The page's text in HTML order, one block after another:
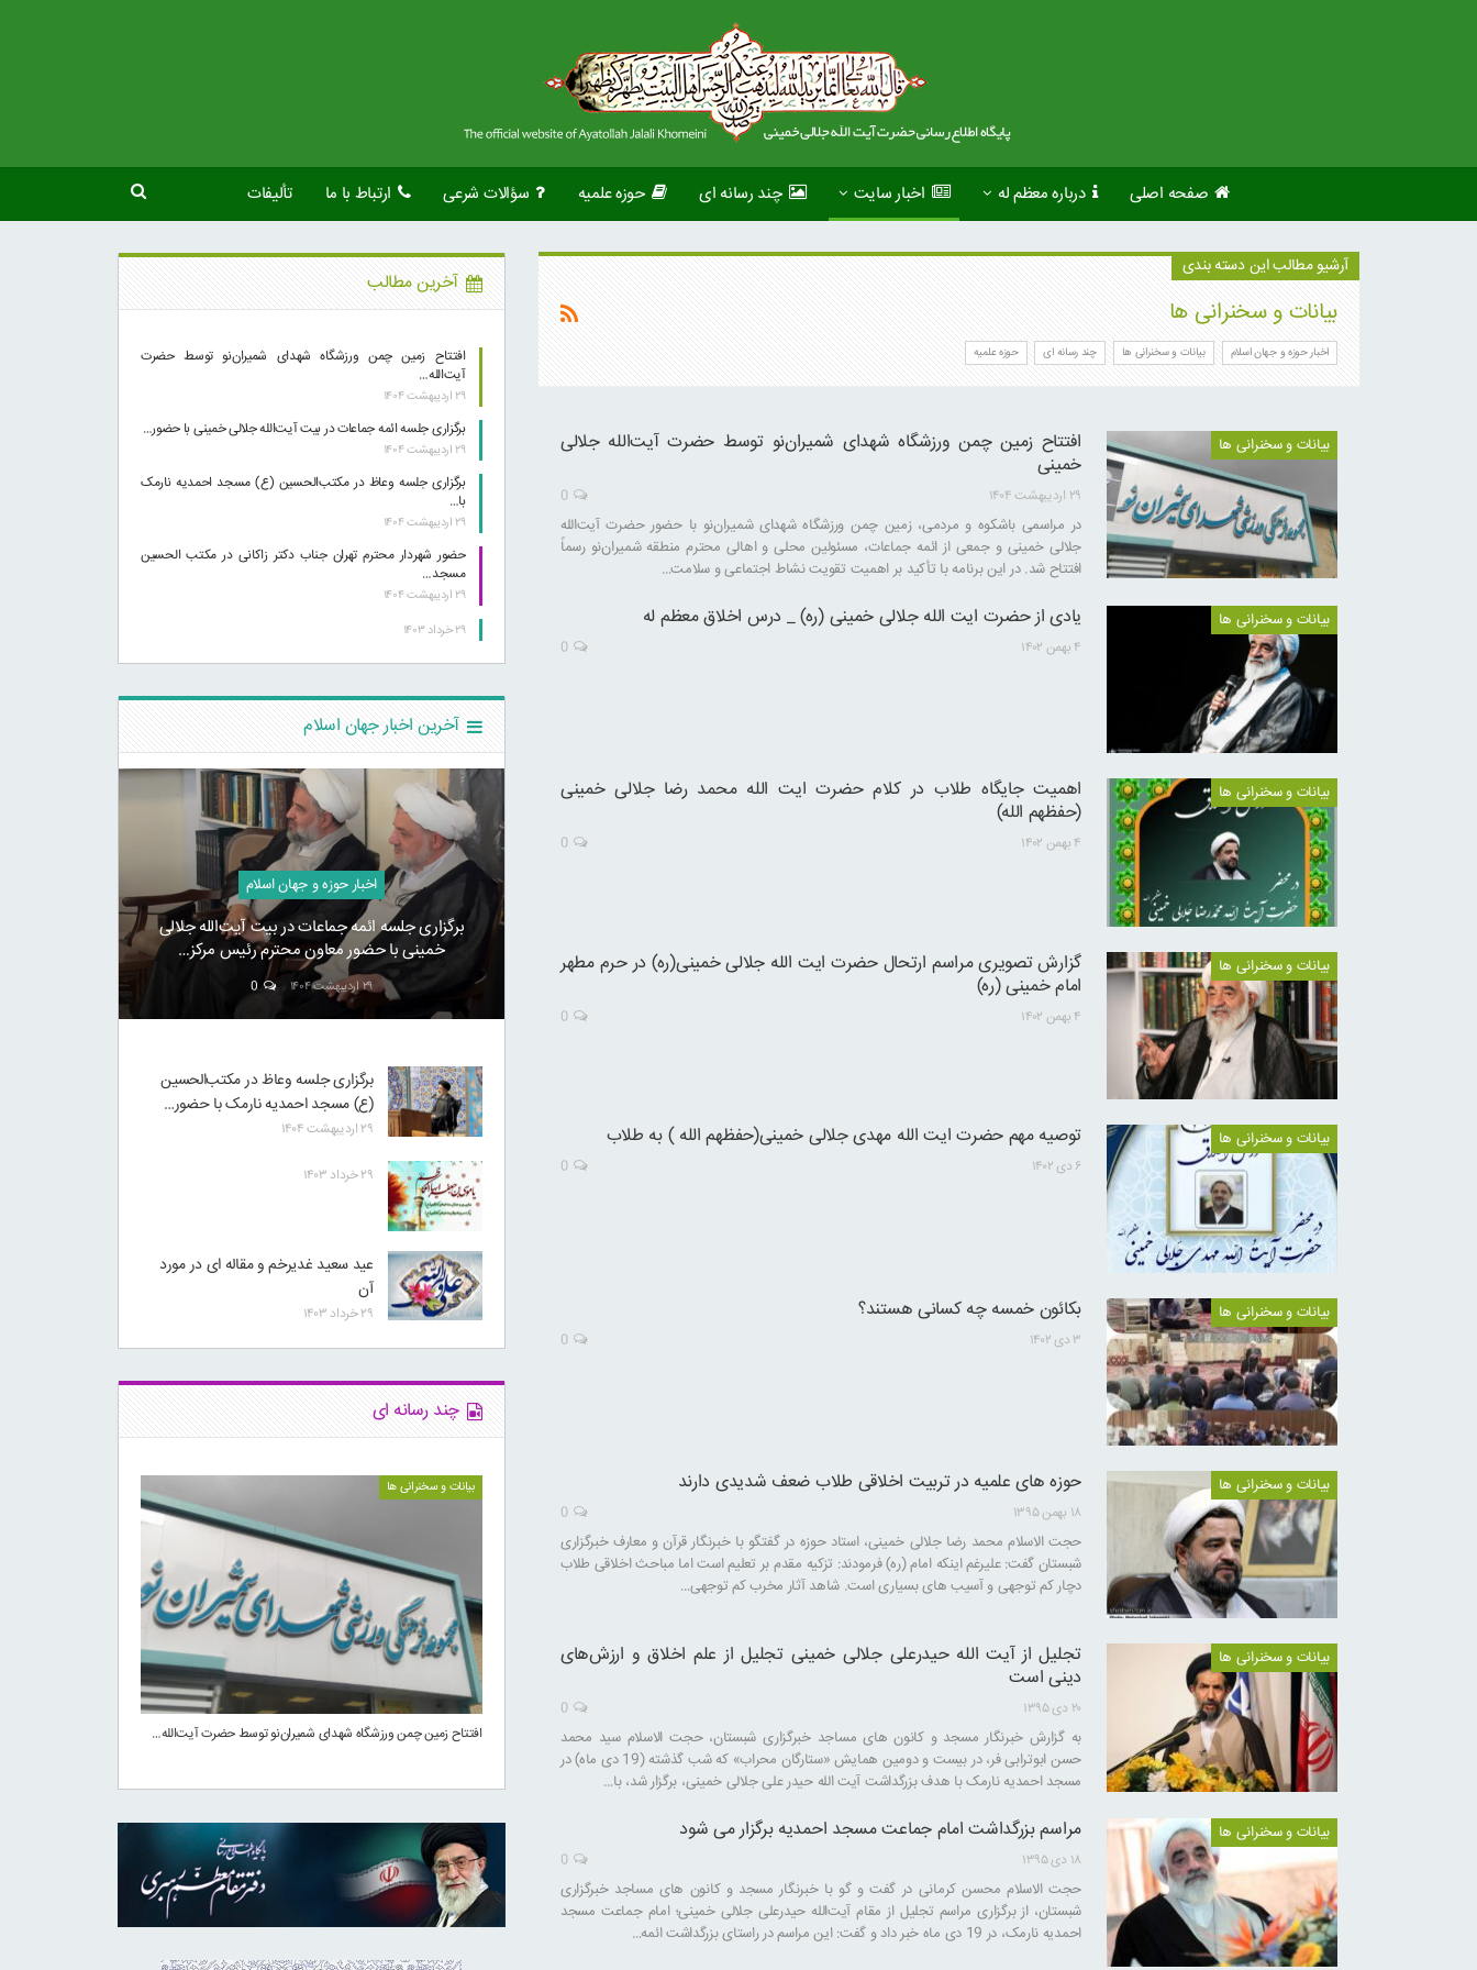
صفحه اصلی درباره معظم له اخبار سایت چند رسانه ای حوزه علمیه سؤالات شرعی ارتباط با ما تألیفات
آرشیو مطالب این دسته بندی
بیانات و سخنرانی ها
اخبار حوزه و جهان اسلام بیانات و سخنرانی ها چند رسانه ای حوزه علمیه
بیانات و سخنرانی ها
افتتاح زمین چمن ورزشگاه شهدای شمیران‌نو توسط حضرت آیت‌الله جلالی
خمینی
۲۹ اردیبهشت ۱۴۰۴ 0
در مراسمی باشکوه و مردمی، زمین چمن ورزشگاه شهدای شمیران‌نو با حضور حضرت آیت‌الله
جلالی خمینی و جمعی از ائمه جماعات، مسئولین محلی و اهالی محترم منطقه شمیران‌نو رسماً
افتتاح شد. در این برنامه با تأکید بر اهمیت تقویت نشاط اجتماعی و سلامت…
بیانات و سخنرانی ها یادی از حضرت ایت الله جلالی خمینی (ره) _ درس اخلاق معظم له
۴ بهمن ۱۴۰۲ 0
بیانات و سخنرانی ها
اهمیت جایگاه طلاب در کلام حضرت ایت الله محمد رضا جلالی خمینی
(حفظهم الله)
۴ بهمن ۱۴۰۲ 0
بیانات و سخنرانی ها
گزارش تصویری مراسم ارتحال حضرت ایت الله جلالی خمینی(ره) در حرم مطهر
امام خمینی (ره)
۴ بهمن ۱۴۰۲ 0
بیانات و سخنرانی ها توصیه مهم حضرت ایت الله مهدی جلالی خمینی(حفظهم الله ) به طلاب
۶ دی ۱۴۰۲ 0
بیانات و سخنرانی ها بکائون خمسه چه کسانی هستند؟
۳ دی ۱۴۰۲ 0
بیانات و سخنرانی ها حوزه های علمیه در تربیت اخلاقی طلاب ضعف شدیدی دارند
۱۸ بهمن ۱۳۹۵ 0
حجت الاسلام محمد رضا جلالی خمینی، استاد حوزه در گفتگو با خبرنگار قرآن و معارف خبرگزاری
شبستان گفت: علیرغم اینکه امام (ره) فرمودند: تزکیه مقدم بر تعلیم است اما مباحث اخلاقی طلاب
دچار کم توجهی و آسیب های بسیاری است. شاهد آثار مخرب کم توجهی…
بیانات و سخنرانی ها
تجلیل از آیت الله حیدرعلی جلالی خمینی تجلیل از علم اخلاق و ارزش‌های
دینی است
۲۰ دی ۱۳۹۵ 0
به گزارش خبرنگار مسجد و کانون های مساجد خبرگزاری شبستان، حجت الاسلام سید محمد
حسن ابوترابی فر، در بیست و دومین همایش «ستارگان محراب» که شب گذشته (19 دی ماه) در
مسجد احمدیه نارمک با هدف بزرگداشت آیت الله حیدر علی جلالی خمینی، برگزار شد، با…
بیانات و سخنرانی ها مراسم بزرگداشت امام جماعت مسجد احمدیه برگزار می شود
۱۸ دی ۱۳۹۵ 0
حجت الاسلام محسن کرمانی در گفت و گو با خبرنگار مسجد و کانون های مساجد خبرگزاری
شبستان، از برگزاری مراسم تجلیل از مقام آیت‌الله حیدرعلی جلالی خمینی؛ امام جماعت مسجد
احمدیه نارمک، در 19 دی ماه خبر داد و گفت: این مراسم در راستای بزرگداشت ائمه…
آخرین مطالب
افتتاح زمین چمن ورزشگاه شهدای شمیران‌نو توسط حضرت
آیت‌الله…
۲۹ اردیبهشت ۱۴۰۴
برگزاری جلسه ائمه جماعات در بیت آیت‌الله جلالی خمینی با حضور…
۲۹ اردیبهشت ۱۴۰۴
برگزاری جلسه وعاظ در مکتب‌الحسین (ع) مسجد احمدیه نارمک
با…
۲۹ اردیبهشت ۱۴۰۴
حضور شهردار محترم تهران جناب دکتر زاکانی در مکتب الحسین
مسجد…
۲۹ اردیبهشت ۱۴۰۴
۲۹ خرداد ۱۴۰۳
آخرین اخبار جهان اسلام
اخبار حوزه و جهان اسلام
برگزاری جلسه ائمه جماعات در بیت آیت‌الله جلالی
خمینی با حضور معاون محترم رئیس مرکز…
۲۹ اردیبهشت ۱۴۰۴ 0
برگزاری جلسه وعاظ در مکتب‌الحسین
(ع) مسجد احمدیه نارمک با حضور…
۲۹ اردیبهشت ۱۴۰۴
۲۹ خرداد ۱۴۰۳
عید سعید غدیرخم و مقاله ای در مورد
آن
۲۹ خرداد ۱۴۰۳
چند رسانه ای
بیانات و سخنرانی ها
افتتاح زمین چمن ورزشگاه شهدای شمیران‌نو توسط حضرت آیت‌الله…